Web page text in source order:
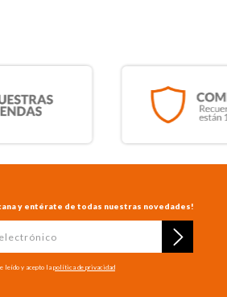
y entérate de todas nuestras novedades!
leído y acepto lapolítica de privacidad